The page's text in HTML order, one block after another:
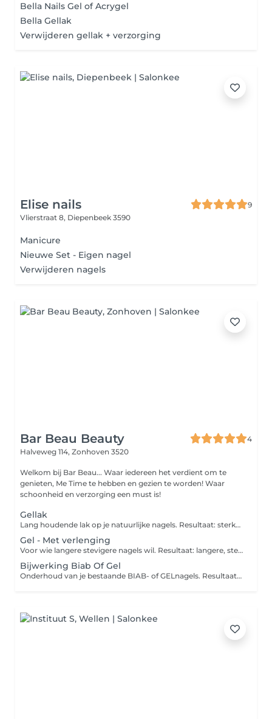
Bella Nails Gel of Acrygel
Bella Gellak
Verwijderen gellak + verzorging
Elise nails
9
Vlierstraat 8, Diepenbeek 3590
Manicure
Nieuwe Set - Eigen nagel
Verwijderen nagels
Bar Beau Beauty
4
Halveweg 114, Zonhoven 3520
Welkom bij Bar Beau... Waar iedereen het verdient om te
genieten, Me Time te hebben en gezien te worden! Waar
schoonheid en verzorging een must is!
Gellak
Lang houdende lak op je natuurlijke nagels. Resultaat: sterke, glanzende nagels zonder droogtijd. Blijft 2-3 weken mooi.
Gel - Met verlenging
Voor wie langere stevigere nagels wil. Resultaat: langere, sterke nagels die 3-4 weken mooi blijven.
Bijwerking Biab Of Gel
Onderhoud van je bestaande BIAB- of GELnagels. Resultaat: nagels weer als nieuw zonder alles te verwijderen.